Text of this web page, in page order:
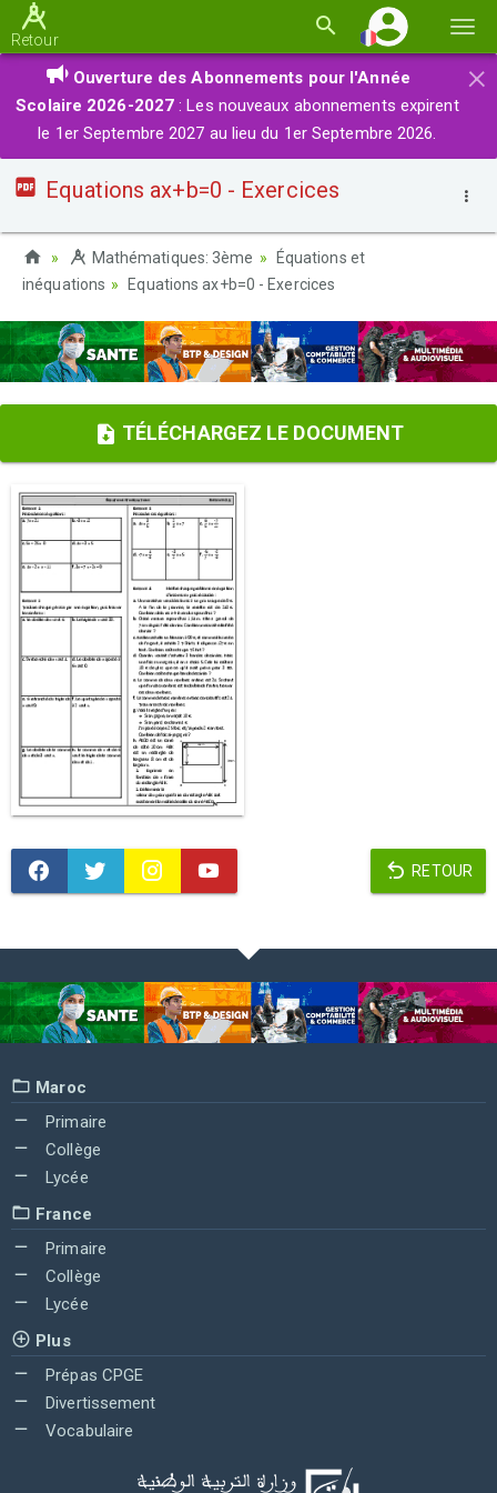
la
Retour
×
Ouverture des Abonnements pour l'Année
Scolaire 2026-2027 : Les nouveaux abonnements expirent
le 1er Septembre 2027 au lieu du 1er Septembre 2026.
Equations ax+b=0 - Exercices
Mathématiques: 3ème
Équations et
inéquations
Equations ax+b=0 - Exercices
TÉLÉCHARGEZ LE DOCUMENT
RETOUR
Maroc
Primaire
Collège
Lycée
France
Primaire
Collège
Lycée
Plus
Prépas CPGE
Divertissement
Vocabulaire